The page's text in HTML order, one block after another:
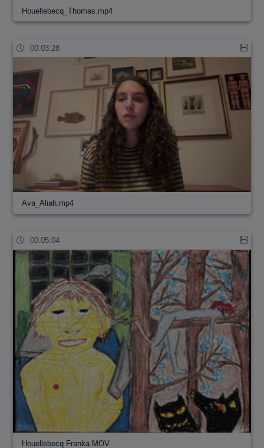
Houellebecq_Thomas.mp4
00:03:28
Ava_Aliah.mp4
00:05:04
Houellebecq Franka.MOV